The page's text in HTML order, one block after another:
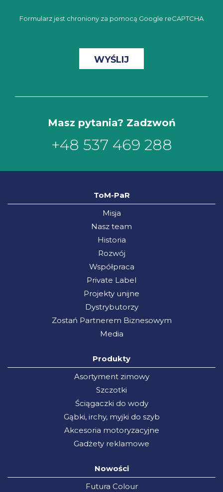
Formularz jest chroniony za pomocą Google reCAPTCHA
Masz pytania? Zadzwoń
+48 537 469 288
ToM-PaR
Misja
Nasz team
Historia
Rozwój
Współpraca
Private Label
Projekty unijne
Dystrybutorzy
Zostań Partnerem Biznesowym
Media
Produkty
Asortyment zimowy
Szczotki
Ściągaczki do wody
Gąbki, irchy, myjki do szyb
Akcesoria motoryzacyjne
Gadżety reklamowe
Nowości
Futura Colour